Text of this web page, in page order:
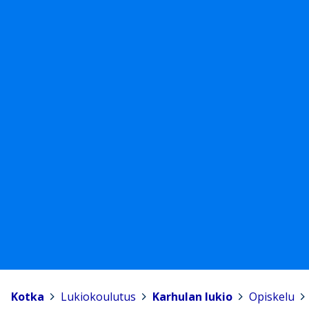
Kotka Lukiokoulutus Karhulan lukio Opiskelu